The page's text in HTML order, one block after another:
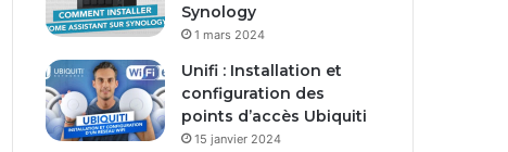
m
i
l
Synology
1 mars 2024
Unifi : Installation et
configuration des
points d’accès Ubiquiti
15 janvier 2024